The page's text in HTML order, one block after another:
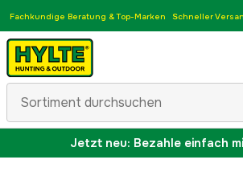
Fachkundige Beratung & Top-Marken Schneller
Jetzt neu: Bezahle einfach